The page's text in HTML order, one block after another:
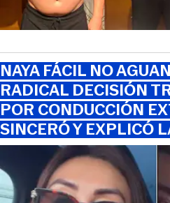
NAYA FÁCIL NO
RADICAL DECISIÓN
POR CONDUCCIÓN
SINCERÓ Y EXPLICÓ